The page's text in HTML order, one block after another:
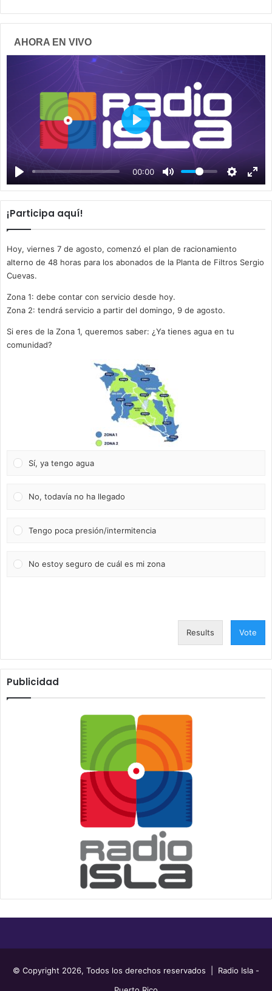
AHORA EN VIVO
00:00
P
a
y
¡Participa aquí!
Hoy, viernes 7 de agosto, comenzó el plan de racionamiento
alterno de 48 horas para los abonados de la Planta de Filtros Sergio
Cuevas.
Zona 1: debe contar con servicio desde hoy.
Zona 2: tendrá servicio a partir del domingo, 9 de agosto.
Si eres de la Zona 1, queremos saber: ¿Ya tienes agua en tu
comunidad?
Sí, ya tengo agua
No, todavía no ha llegado
Tengo poca presión/intermitencia
No estoy seguro de cuál es mi zona
Results Vote
Publicidad
© Copyright 2026, Todos los derechos reservados | Radio Isla -